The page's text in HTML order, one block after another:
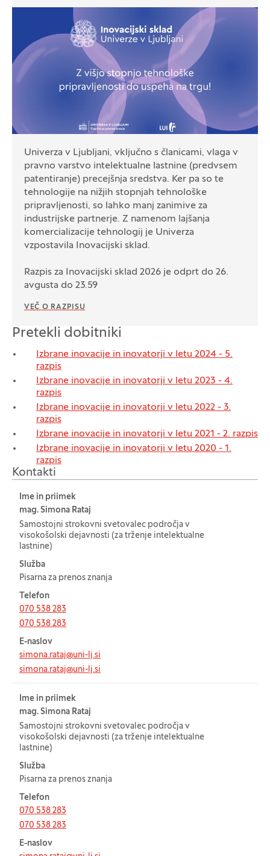
Univerza v Ljubljani, vključno s članicami, vlaga v
pravno varstvo intelektualne lastnine (predvsem
patentiranje) precejšnja sredstva. Ker pa so te
tehnologije na nižjih stopnjah tehnološke
pripravljenosti, so lahko manj zanimive za
industrijske partnerje. Z namenom lajšanja
komercializacije tehnologij je Univerza
vzpostavila Inovacijski sklad.
Razpis za Inovacijski sklad 2026 je odprt do 26.
avgusta do 23.59
VEČ O RAZPISU
Pretekli dobitniki
Izbrane inovacije in inovatorji v letu 2024 - 5.
razpis
Izbrane inovacije in inovatorji v letu 2023 - 4.
razpis
Izbrane inovacije in inovatorji v letu 2022 - 3.
razpis
Izbrane inovacije in inovatorji v letu 2021 - 2. razpis
Izbrane inovacije in inovatorji v letu 2020 - 1.
razpis
Kontakti
Tabela za: Kontakti
Ime in priimek
mag. Simona Rataj
Samostojni strokovni svetovalec področja v
visokošolski dejavnosti (za trženje intelektualne
lastnine)
Služba
Pisarna za prenos znanja
Telefon
070 538 283
070 538 283
E-naslov
simona.rataj@uni-lj.si
simona.rataj@uni-lj.si
Ime in priimek
mag. Simona Rataj
Samostojni strokovni svetovalec področja v
visokošolski dejavnosti (za trženje intelektualne
lastnine)
Služba
Pisarna za prenos znanja
Telefon
070 538 283
070 538 283
E-naslov